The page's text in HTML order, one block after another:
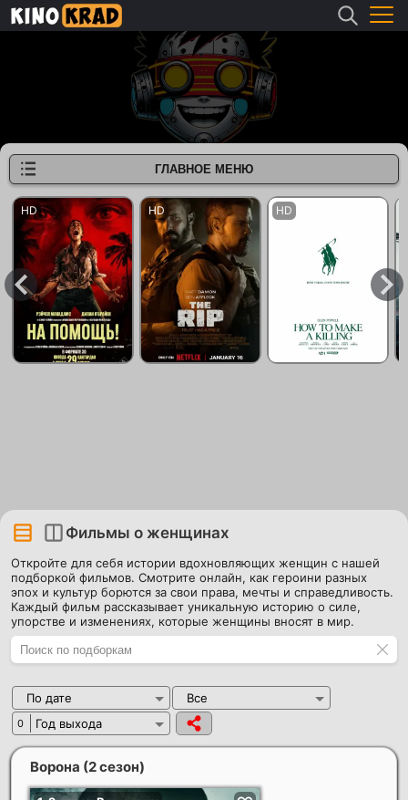
Фильмы о женщинах
Откройте для себя истории вдохновляющих женщин с нашей
подборкой фильмов. Смотрите онлайн, как героини разных
эпох и культур борются за свои права, мечты и справедливость.
Каждый фильм рассказывает уникальную историю о силе,
упорстве и изменениях, которые женщины вносят в мир.
По дате Все
0 Год выхода
Ворона (2 сезон)
ГЛАВНОЕ МЕНЮ